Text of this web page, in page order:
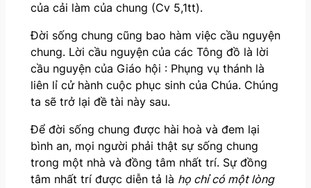
của cải làm của chung (Cv 5,1tt).
Đời sống chung cũng bao hàm việc cầu nguyện
chung. Lời cầu nguyện của các Tông đồ là lời
cầu nguyện của Giáo hội : Phụng vụ thánh là
liên lỉ cử hành cuộc phục sinh của Chúa. Chúng
ta sẽ trở lại đề tài này sau.
Để đời sống chung được hài hoà và đem lại
bình an, mọi người phải thật sự sống chung
trong một nhà và đồng tâm nhất trí. Sự đồng
tâm nhất trí được diễn tả là họ chỉ có một lòng